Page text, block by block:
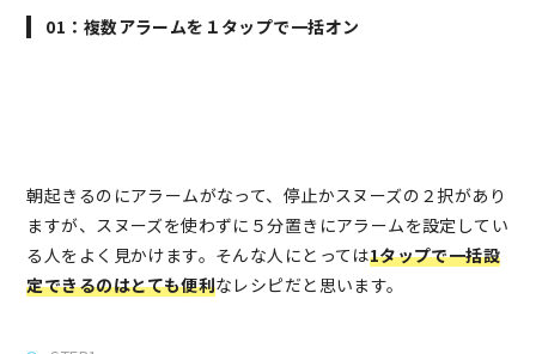
01：複数アラームを１タップで一括オン
朝起きるのにアラームがなって、停止かスヌーズの２択があり
ますが、スヌーズを使わずに５分置きにアラームを設定してい
る人をよく見かけます。そんな人にとっては1タップで一括設
定できるのはとても便利なレシピだと思います。